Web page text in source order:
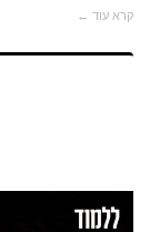
קרא עוד ←